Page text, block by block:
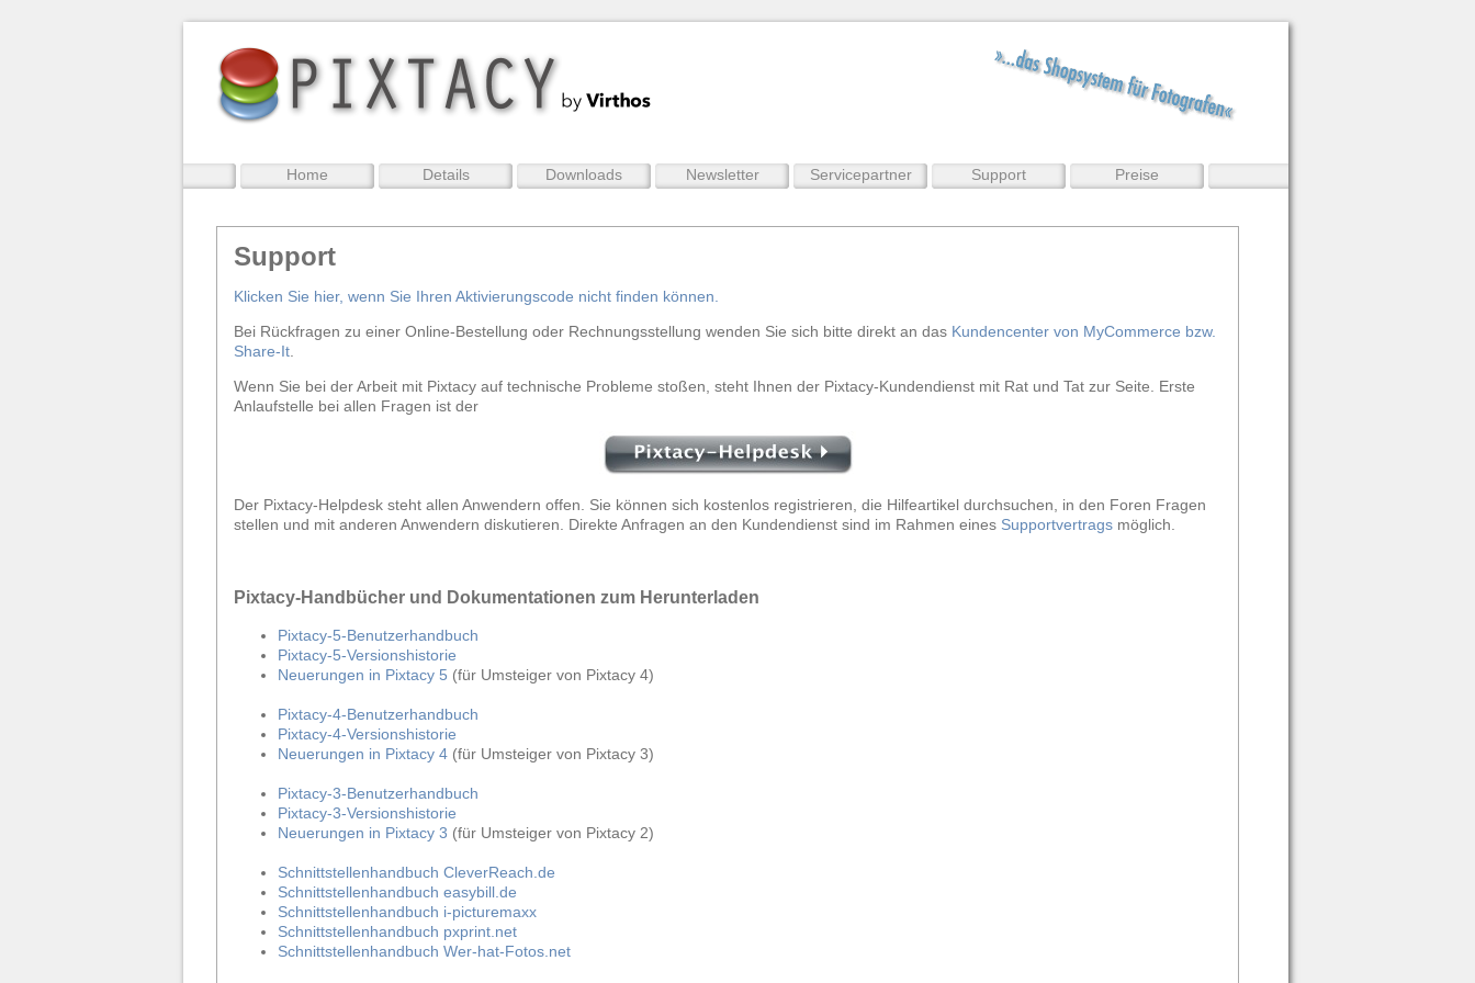
Home Details Downloads Newsletter Servicepartner Support Preise
Support
Klicken Sie hier, wenn Sie Ihren Aktivierungscode nicht finden können.
Bei Rückfragen zu einer Online-Bestellung oder Rechnungsstellung wenden Sie sich bitte direkt an das Kundencenter von MyCommerce bzw.
Share-It
Wenn Sie bei der Arbeit mit Pixtacy auf technische Probleme stoßen, steht Ihnen der Pixtacy-Kundendienst mit Rat und Tat zur Seite. Erste
Anlaufstelle bei allen Fragen ist der
Der Pixtacy-Helpdesk steht allen Anwendern offen. Sie können sich kostenlos registrieren, die Hilfeartikel durchsuchen, in den Foren Fragen
stellen und mit anderen Anwendern diskutieren. Direkte Anfragen an den Kundendienst sind im Rahmen eines Supportvertrags möglich.
Pixtacy-Handbücher und Dokumentationen zum Herunterladen
Pixtacy-5-Benutzerhandbuch
Pixtacy-5-Versionshistorie
Neuerungen in Pixtacy 5 (für Umsteiger von Pixtacy 4)
Pixtacy-4-Benutzerhandbuch
Pixtacy-4-Versionshistorie
Neuerungen in Pixtacy 4 (für Umsteiger von Pixtacy 3)
Pixtacy-3-Benutzerhandbuch
Pixtacy-3-Versionshistorie
Neuerungen in Pixtacy 3 (für Umsteiger von Pixtacy 2)
Schnittstellenhandbuch CleverReach.de
Schnittstellenhandbuch easybill.de
Schnittstellenhandbuch i-picturemaxx
Schnittstellenhandbuch pxprint.net
Schnittstellenhandbuch Wer-hat-Fotos.net